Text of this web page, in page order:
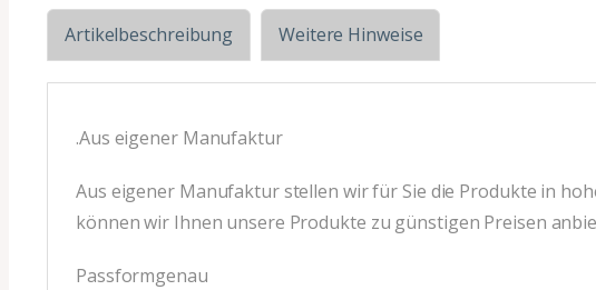
Artikelbeschreibung Weitere Hinweise
.Aus eigener Manufaktur
Aus eigener Manufaktur stellen wir für Sie die Produkte in
können wir Ihnen unsere Produkte zu günstigen Preisen
Passformgenau